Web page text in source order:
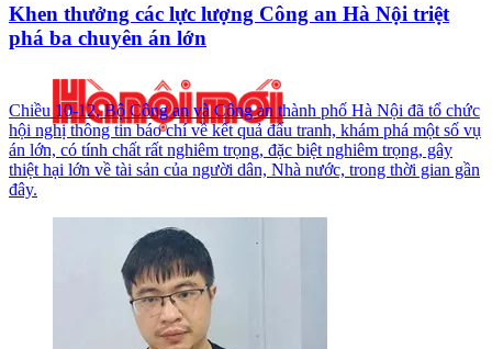
Khen thưởng các lực lượng Công an Hà Nội triệt
phá ba chuyên án lớn
Chiều 10-12, Bộ Công an và Công an thành phố Hà Nội đã tổ chức
hội nghị thông tin báo chí về kết quả đấu tranh, khám phá một số vụ
án lớn, có tính chất rất nghiêm trọng, đặc biệt nghiêm trọng, gây
thiệt hại lớn về tài sản của người dân, Nhà nước, trong thời gian gần
đây.